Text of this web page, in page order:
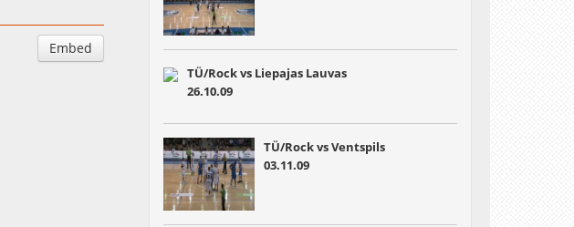
Embed
TÜ/Rock vs Liepajas Lauvas
26.10.09
TÜ/Rock vs Ventspils
03.11.09